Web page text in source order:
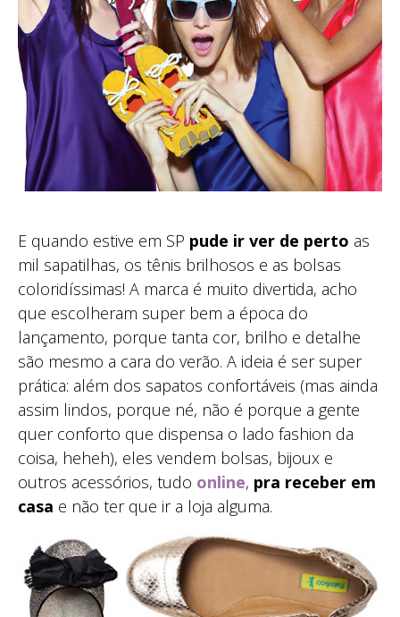
E quando estive em SP pude ir ver de perto as
mil sapatilhas, os tênis brilhosos e as bolsas
coloridíssimas! A marca é muito divertida, acho
que escolheram super bem a época do
lançamento, porque tanta cor, brilho e detalhe
são mesmo a cara do verão. A ideia é ser super
prática: além dos sapatos confortáveis (mas ainda
assim lindos, porque né, não é porque a gente
quer conforto que dispensa o lado fashion da
coisa, heheh), eles vendem bolsas, bijoux e
outros acessórios, tudo online, pra receber em
casa e não ter que ir a loja alguma.